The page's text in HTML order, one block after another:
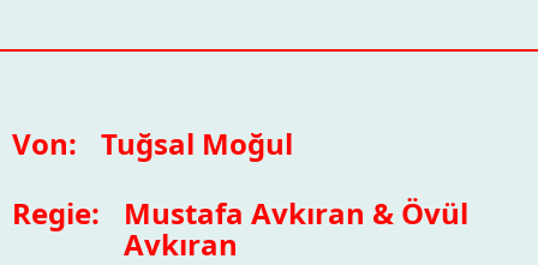
Von:
Tuğsal Moğul
Regie:
Mustafa Avkıran & Övül
Avkıran